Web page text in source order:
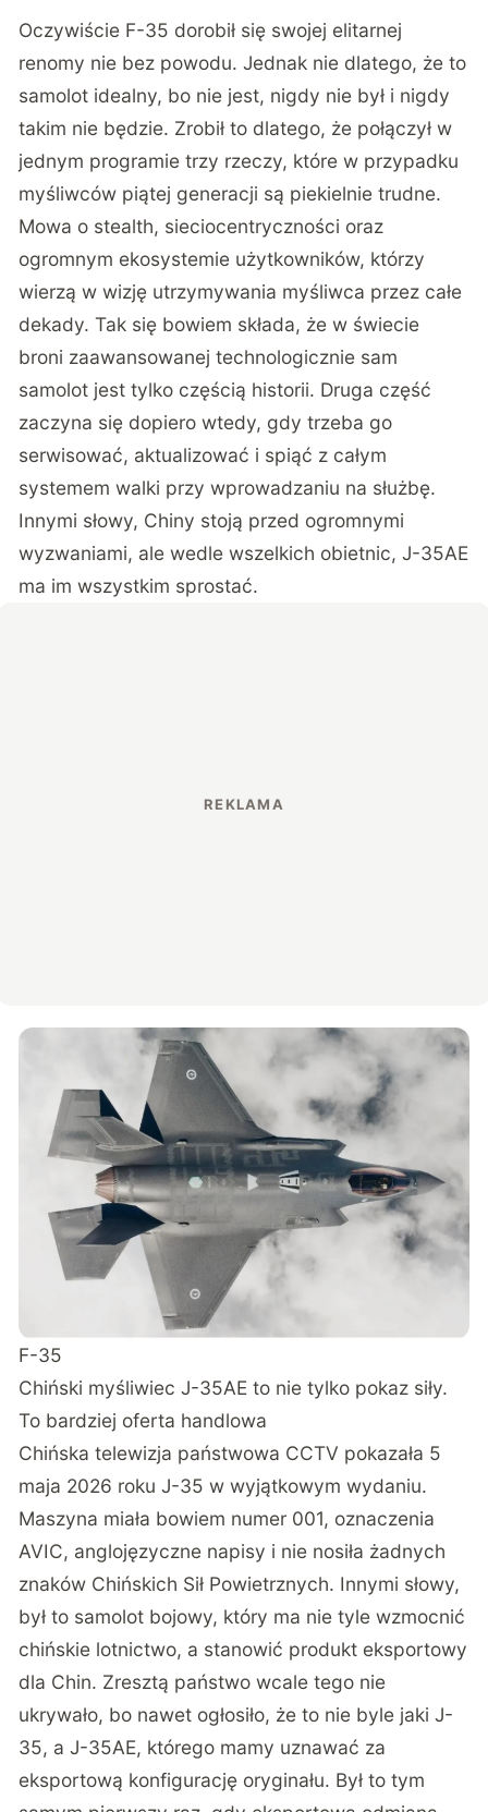
Oczywiście F-35 dorobił się swojej elitarnej
renomy nie bez powodu. Jednak nie dlatego, że to
samolot idealny, bo nie jest, nigdy nie był i nigdy
takim nie będzie. Zrobił to dlatego, że połączył w
jednym programie trzy rzeczy, które w przypadku
myśliwców piątej generacji są piekielnie trudne.
Mowa o stealth, sieciocentryczności oraz
ogromnym ekosystemie użytkowników, którzy
wierzą w wizję utrzymywania myśliwca przez całe
dekady. Tak się bowiem składa, że w świecie
broni zaawansowanej technologicznie sam
samolot jest tylko częścią historii. Druga część
zaczyna się dopiero wtedy, gdy trzeba go
serwisować, aktualizować i spiąć z całym
systemem walki przy wprowadzaniu na służbę.
Innymi słowy, Chiny stoją przed ogromnymi
wyzwaniami, ale wedle wszelkich obietnic, J-35AE
ma im wszystkim sprostać.
F-35
Chiński myśliwiec J-35AE to nie tylko pokaz siły.
To bardziej oferta handlowa
Chińska telewizja państwowa CCTV pokazała 5
maja 2026 roku J-35 w wyjątkowym wydaniu.
Maszyna miała bowiem numer 001, oznaczenia
AVIC, anglojęzyczne napisy i nie nosiła żadnych
znaków Chińskich Sił Powietrznych. Innymi słowy,
był to samolot bojowy, który ma nie tyle wzmocnić
chińskie lotnictwo, a stanowić produkt eksportowy
dla Chin. Zresztą państwo wcale tego nie
ukrywało, bo nawet ogłosiło, że to nie byle jaki J-
35, a J-35AE, którego mamy uznawać za
eksportową konfigurację oryginału. Był to tym